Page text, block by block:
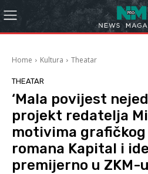
Home Kultura Theatar
THEATAR
‘Mala povijest
projekt redatelja
motivima grafičkog
romana Kapital i
premijerno u ZKM-u